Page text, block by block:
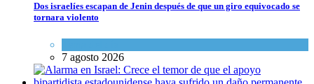
Dos israelíes escapan de Jenin después de que un giro equivocado se
tornara violento
7 agosto 2026